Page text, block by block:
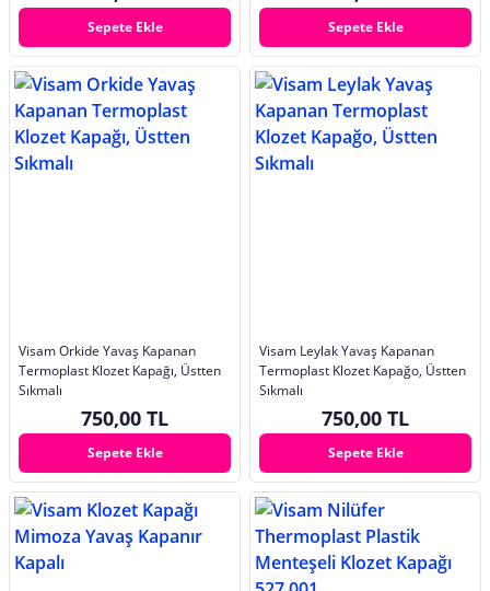
Sepete Ekle Sepete Ekle
Visam Orkide Yavaş Kapanan
Termoplast Klozet Kapağı, Üstten
Sıkmalı
750,00 TL
Sepete Ekle
Visam Leylak Yavaş Kapanan
Termoplast Klozet Kapağo, Üstten
Sıkmalı
750,00 TL
Sepete Ekle